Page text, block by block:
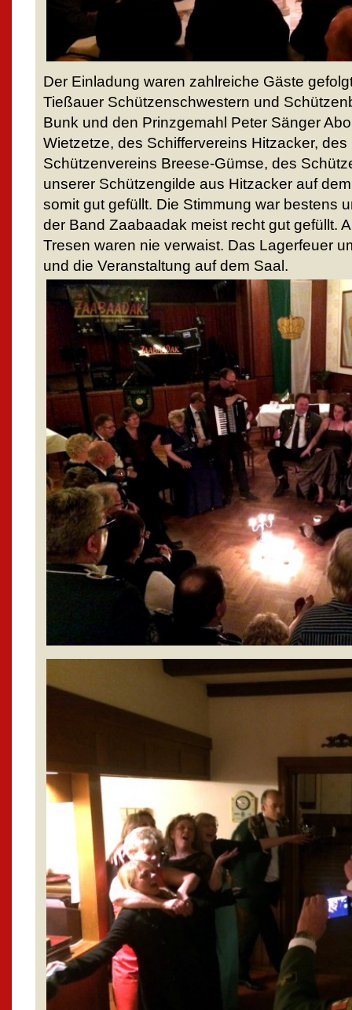
Der Einladung waren zahlreiche Gäste
Tießauer Schützenschwestern und
Bunk und den Prinzgemahl Peter Sänger
Wietzetze, des Schiffervereins Hitzacker,
Schützenvereins Breese-Gümse, des
unserer Schützengilde aus Hitzacker auf
somit gut gefüllt. Die Stimmung war bestens
der Band Zaabaadak meist recht gut gefüllt.
Tresen waren nie verwaist. Das Lagerfeuer
und die Veranstaltung auf dem Saal.